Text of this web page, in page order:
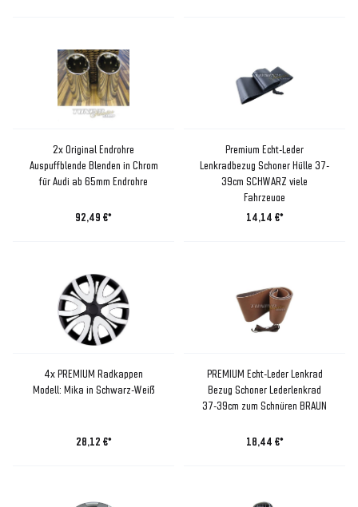
2x Original Endrohre
Auspuffblende Blenden in Chrom
für Audi ab 65mm Endrohre
92,49 €*
Premium Echt-Leder
Lenkradbezug Schoner Hülle 37-
39cm SCHWARZ viele
Fahrzeuge
14,14 €*
4x PREMIUM Radkappen
Modell: Mika in Schwarz-Weiß
28,12 €*
PREMIUM Echt-Leder Lenkrad
Bezug Schoner Lederlenkrad
37-39cm zum Schnüren BRAUN
18,44 €*